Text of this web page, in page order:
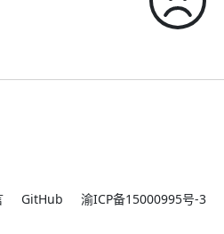
GitHub 渝ICP备15000995号-3